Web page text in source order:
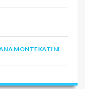
MONTEKATINI